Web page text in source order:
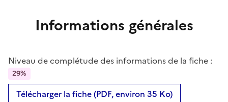
Informations générales
Niveau de complétude des informations de la fiche :
29%
Télécharger la fiche (PDF, environ 35 Ko)